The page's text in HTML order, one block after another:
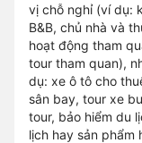
vị chỗ nghỉ (ví dụ:
B&B, chủ nhà và
hoạt động tham
tour tham quan),
dụ: xe ô tô cho
sân bay, tour xe
tour, bảo hiểm du
lịch hay sản phẩm